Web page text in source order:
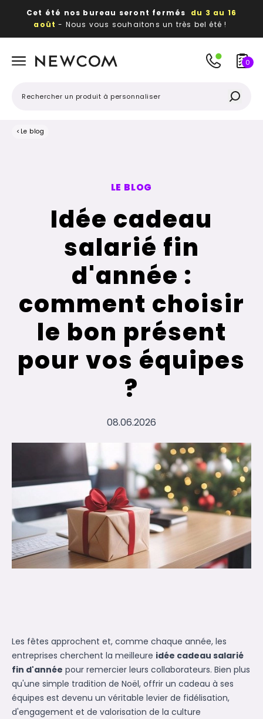
Cet été nos bureau seront fermés du 3 au 16
août - Nous vous souhaitons un très bel été !
publicitaires
0
< Le blog
LE BLOG
Idée cadeau
salarié fin
d'année :
comment choisir
le bon présent
pour vos équipes
?
08.06.2026
Les fêtes approchent et, comme chaque année, les
entreprises cherchent la meilleure idée cadeau salarié
fin d'année pour remercier leurs collaborateurs. Bien plus
qu'une simple tradition de Noël, offrir un cadeau à ses
équipes est devenu un véritable levier de fidélisation,
d'engagement et de valorisation de la culture